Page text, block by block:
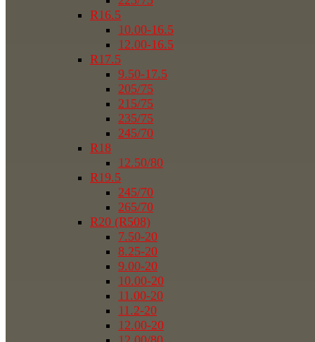
R16.5
10.00-16.5
12.00-16.5
R17.5
9.50-17.5
205/75
215/75
235/75
245/70
R18
12.50/80
R19.5
245/70
265/70
R20 (R508)
7.50-20
8.25-20
9.00-20
10.00-20
11.00-20
11.2-20
12.00-20